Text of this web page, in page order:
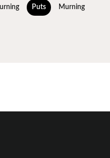
Puts Murning